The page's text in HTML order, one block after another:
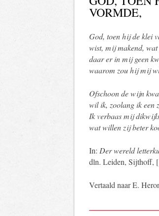
VORMDE,
God, toen hij de klei
wist, mij makend,
daar er in mij geen
waarom zou hij mij
Ofschoon de wijn
wil ik, zoolang ik een
Ik verbaas mij
wat willen zij beter
In: Der wereld
dln. Leiden, Sijthoff,
Vertaald naar E.